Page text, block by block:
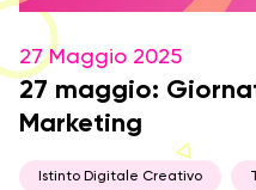
27 Maggio 2025
27 maggio:
Marketing
Istinto Digitale Creativo